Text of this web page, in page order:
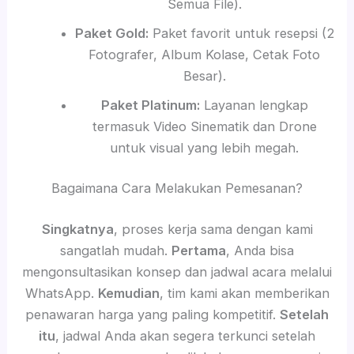
Semua File).
Paket Gold: Paket favorit untuk resepsi (2
Fotografer, Album Kolase, Cetak Foto
Besar).
Paket Platinum: Layanan lengkap
termasuk Video Sinematik dan Drone
untuk visual yang lebih megah.
Bagaimana Cara Melakukan Pemesanan?
Singkatnya, proses kerja sama dengan kami
sangatlah mudah. Pertama, Anda bisa
mengonsultasikan konsep dan jadwal acara melalui
WhatsApp. Kemudian, tim kami akan memberikan
penawaran harga yang paling kompetitif. Setelah
itu, jadwal Anda akan segera terkunci setelah